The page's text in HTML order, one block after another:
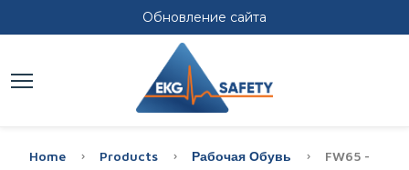
Обновление сайта
Home Products Рабочая Обувь
FW65 -